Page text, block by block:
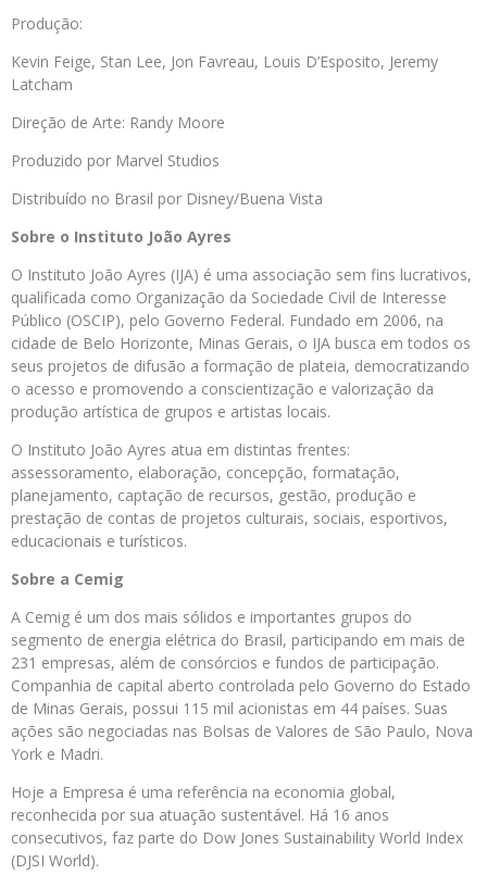
Produção:
Kevin Feige, Stan Lee, Jon Favreau, Louis D’Esposito, Jeremy
Latcham
Direção de Arte: Randy Moore
Produzido por Marvel Studios
Distribuído no Brasil por Disney/Buena Vista
Sobre o Instituto João Ayres
O Instituto João Ayres (IJA) é uma associação sem fins lucrativos,
qualificada como Organização da Sociedade Civil de Interesse
Público (OSCIP), pelo Governo Federal. Fundado em 2006, na
cidade de Belo Horizonte, Minas Gerais, o IJA busca em todos os
seus projetos de difusão a formação de plateia, democratizando
o acesso e promovendo a conscientização e valorização da
produção artística de grupos e artistas locais.
O Instituto João Ayres atua em distintas frentes:
assessoramento, elaboração, concepção, formatação,
planejamento, captação de recursos, gestão, produção e
prestação de contas de projetos culturais, sociais, esportivos,
educacionais e turísticos.
Sobre a Cemig
A Cemig é um dos mais sólidos e importantes grupos do
segmento de energia elétrica do Brasil, participando em mais de
231 empresas, além de consórcios e fundos de participação.
Companhia de capital aberto controlada pelo Governo do Estado
de Minas Gerais, possui 115 mil acionistas em 44 países. Suas
ações são negociadas nas Bolsas de Valores de São Paulo, Nova
York e Madri.
Hoje a Empresa é uma referência na economia global,
reconhecida por sua atuação sustentável. Há 16 anos
consecutivos, faz parte do Dow Jones Sustainability World Index
(DJSI World).